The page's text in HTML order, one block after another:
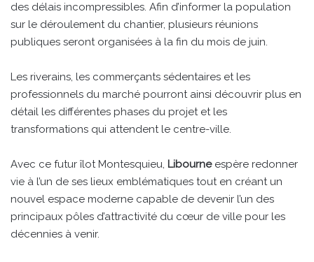
des délais incompressibles. Afin d’informer la population
sur le déroulement du chantier, plusieurs réunions
publiques seront organisées à la fin du mois de juin.
Les riverains, les commerçants sédentaires et les
professionnels du marché pourront ainsi découvrir plus en
détail les différentes phases du projet et les
transformations qui attendent le centre-ville.
Avec ce futur îlot Montesquieu, Libourneespère redonner
vie à l’un de ses lieux emblématiques tout en créant un
nouvel espace moderne capable de devenir l’un des
principaux pôles d’attractivité du cœur de ville pour les
décennies à venir.